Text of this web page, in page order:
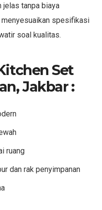
tanpa biaya
spesifikasi
soal kualitas.
Set
Jakbar :
ruang
dan rak penyimpanan